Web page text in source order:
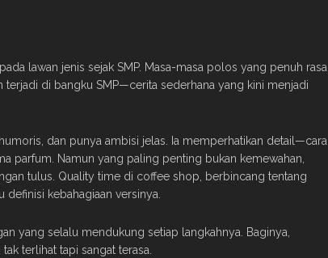
lawan jenis sejak SMP. Masa-masa polos yang penuh rasa
terjadi di bangku SMP—cerita sederhana yang kini menjadi
dan punya ambisi jelas. Ia memperhatikan detail—cara
parfum. Namun yang paling penting bukan kemewahan,
tulus. Quality time di coffee shop, berbincang tentang
definisi kebahagiaan versinya.
yang selalu mendukung setiap langkahnya. Baginya,
terlihat tapi sangat terasa.